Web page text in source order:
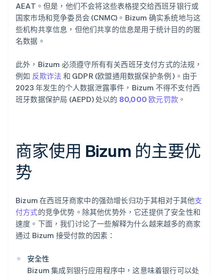
AEAT。但是，他们不会将这些表格提交给西班牙银行或
国家市场和竞争委员会 (CNMC)。Bizum 确实系统地与这
些机构共享信息，但他们共享的信息是用于统计目的的匿
名数据。
此外，Bizum 必须遵守所有有关西班牙支付方式的法规，
例如 反欺诈法 和 GDPR (欧盟通用数据保护条例 )。由于
2023 年发生的个人数据泄露事件，Bizum 不得不支付西
班牙数据保护局 (AEPD) 处以的 80,000 欧元罚款 。
商家使用 Bizum 的主要优
势
Bizum 在西班牙商家中的强劲增长归功于其相对于其他支
付方式的竞争优势。除其他优势外，它还提供了安全性和
速度。下面，我们讨论了一些解释为什么越来越多的商家
通过 Bizum 接受付款的因素：
安全性
Bizum 集成到银行应用程序中，这意味着银行可以处